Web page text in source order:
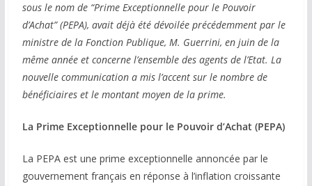
Réseaux sociaux
Petites annonces
AUTRE
sous le nom de “Prime Exceptionnelle pour le Pouvoir
d’Achat” (PEPA), avait déjà été dévoilée précédemment par le
ministre de la Fonction Publique, M. Guerrini, en juin de la
même année et concerne l’ensemble des agents de l’Etat. La
nouvelle communication a mis l’accent sur le nombre de
bénéficiaires et le montant moyen de la prime.
La Prime Exceptionnelle pour le Pouvoir d’Achat (PEPA)
La PEPA est une prime exceptionnelle annoncée par le
gouvernement français en réponse à l’inflation croissante